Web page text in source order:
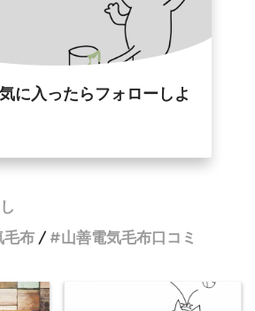
に入ったらフォローしよ
毛布 山善電気毛布口コミ